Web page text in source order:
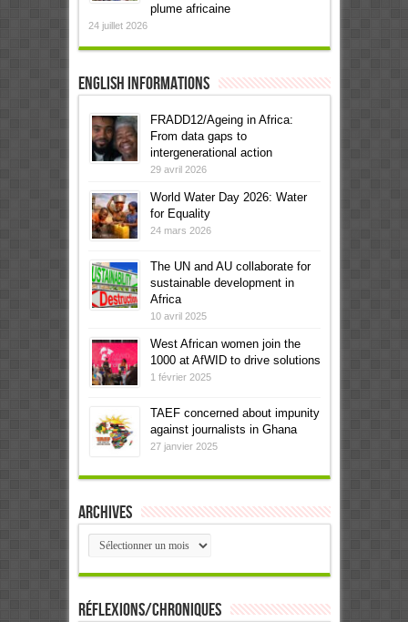
plume africaine
24 juillet 2026
English informations
FRADD12/Ageing in Africa:
From data gaps to
intergenerational action
29 avril 2026
World Water Day 2026: Water
for Equality
24 mars 2026
The UN and AU collaborate for
sustainable development in
Africa
10 avril 2025
West African women join the
1000 at AfWID to drive solutions
1 février 2025
TAEF concerned about impunity
against journalists in Ghana
27 janvier 2025
Archives
Archives
Réflexions/Chroniques